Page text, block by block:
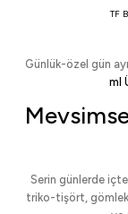
TF
Günlük-özel gün
ml
Serin günlerde
triko-tişört,